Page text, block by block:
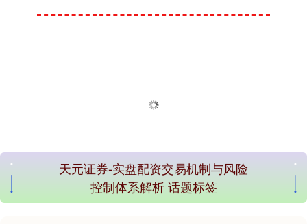
天元证券-实盘配资交易机制与风险
控制体系解析 话题标签